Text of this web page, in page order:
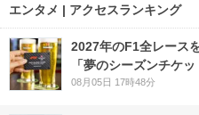
エンタメ | アクセスランキング
2027年のF1全レース
「夢のシーズンチケ
08月05日 17時48分